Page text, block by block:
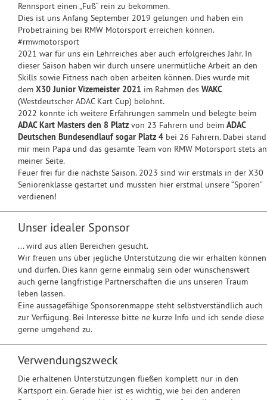
Rennsport einen „Fuß“ rein zu bekommen.
Dies ist uns Anfang September 2019 gelungen und haben ein
Probetraining bei RMW Motorsport erreichen können.
#rmwmotorsport
2021 war für uns ein Lehrreiches aber auch erfolgreiches Jahr. In
dieser Saison haben wir durch unsere unermütliche Arbeit an den
Skills sowie Fitness nach oben arbeiten können. Dies wurde mit
dem X30 Junior Vizemeister 2021 im Rahmen des WAKC
(Westdeutscher ADAC Kart Cup) belohnt.
2022 konnte ich weitere Erfahrungen sammeln und belegte beim
ADAC Kart Masters den 8 Platz von 23 Fahrern und beim ADAC
Deutschen Bundesendlauf sogar Platz 4 bei 26 Fahrern. Dabei stand
mir mein Papa und das gesamte Team von RMW Motorsport stets an
meiner Seite.
Feuer frei für die nächste Saison. 2023 sind wir erstmals in der X30
Seniorenklasse gestartet und mussten hier erstmal unsere “Sporen”
verdienen!
Unser idealer Sponsor
... wird aus allen Bereichen gesucht.
Wir freuen uns über jegliche Unterstützung die wir erhalten können
und dürfen. Dies kann gerne einmalig sein oder wünschenswert
auch gerne langfristige Partnerschaften die uns unseren Traum
leben lassen.
Eine aussagefähige Sponsorenmappe steht selbstverständlich auch
zur Verfügung. Bei Interesse bitte ne kurze Info und ich sende diese
gerne umgehend zu.
Verwendungszweck
Die erhaltenen Unterstützungen fließen komplett nur in den
Kartsport ein. Gerade hier ist es wichtig, wie bei den anderen